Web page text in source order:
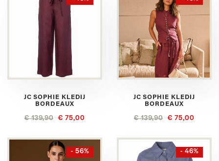
JC SOPHIE KLEDIJ
BORDEAUX
€ 139,90 € 75,00
JC SOPHIE KLEDIJ
BORDEAUX
€ 139,90 € 75,00
- 56% - 46%